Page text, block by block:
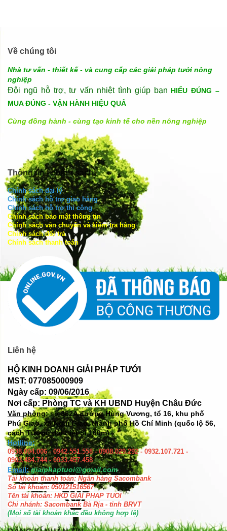
Về chúng tôi
Nhà tư vấn - thiết kế - và cung cấp các giải pháp tưới nông
nghiệp
Đội ngũ hỗ trợ, tư vấn nhiệt tình giúp bạn HIỂU ĐÚNG –
MUA ĐÚNG - VẬN HÀNH HIỆU QUẢ
Cùng đồng hành - cùng tạo kinh tế cho nền nông nghiệp
Thông tin - chính sách
Chính sách đại lý
Chính sách hỗ trợ giao hàng
Chính sách hỗ trợ thi công
Chính sách bảo mật thông tin
Chính sách vận chuyển và kiểm tra hàng
Chính sách đổi trả
Chính sách thanh toán
Liên hệ
HỘ KINH DOANH GIẢI PHÁP TƯỚI
MST: 077085000909
Ngày cấp: 09/06/2016
Nơi cấp: Phòng TC và KH UBND Huyện Châu Đức
Văn phòng: số382A đường Hùng Vương, tổ 16, khu phố
Phú Giao, xã Ngãi Giao, thành phố Hồ Chí Minh (quốc lộ 56,
cách Tượng đài Liệt Sĩ 100m)
Hotline:
0938.004.006 - 0942.551.558 - 0908.029.292 - 0932.107.721 -
0903.484.744 - 0933.457.458
Email: giaiphaptuoi@gmail.com
Tài khoản thanh toán: Ngân hàng Sacombank
Số tài khoản: 050121516567
Tên tài khoản: HKD GIAI PHAP TUOI
Chi nhánh: Sacombank Bà Rịa - tỉnh BRVT
(Mọi số tài khoản khác đều không hợp lệ)